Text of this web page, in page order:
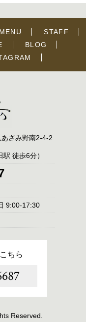
MENU
STAFF
BLOG
ざみ野南2-4-2
駅 徒歩6分）
9:00-17:30
ちら
Reserved.